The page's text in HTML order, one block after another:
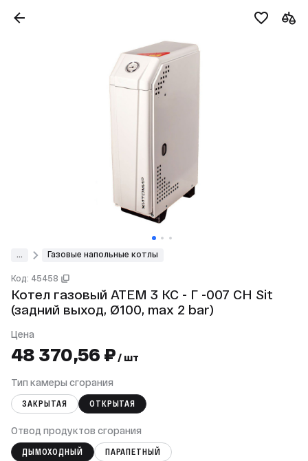
Газовые напольные котлы
Код: 45458
Котел газовый АТЕМ 3 КС - Г -007 СН Sit
(задний выход, Ø100, max 2 bar)
Цена
48 370,56 ₽ / шт
Тип камеры сгорания
ЗАКРЫТАЯ ОТКРЫТАЯ
Отвод продуктов сгорания
ДЫМОХОДНЫЙ ПАРАПЕТНЫЙ